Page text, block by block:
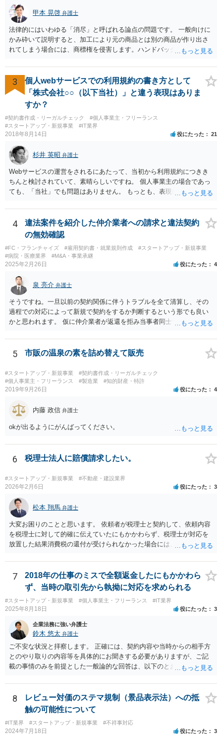
甲本 晃啓 弁護士
法律的にはいわゆる「消尽」と呼ばれる論点の問題です。 一般向けに
かみ砕いて説明すると、加工により元の商品とは別の商品が作り出さ
れてしまう場合には、商標権を侵害します。ハンドバッグをポーチに
ための加工（一般にいう修理）は、商標権を侵害しません。 商標権者
は、その商品を売ったときに対価を回収しているので、商標権は用い
尽くされている（用尽、消尽といいます。）と解釈されます。他方
で、商標権者の預かり知らないところで、販売した商品から別の商品
（コピー品やリメイク品）が作りだされてしまうと、その商品が仮に
酷い品質であれば、商標権者のブランドイメージが傷ついてしまいま
すし、その証商標権者にクレームが来てしまいますので、商標権を侵
害します。その商品が流通すれば商標権（ロゴマーク等）に対する一
般消費者の信頼も害することになります。また、本来商標権者に入る
べき利益が入らないことになります。 修理だけではそのような問題は
生じません。
3
個人webサービスでの利用規約の書き方として
「株式会社○○（以下当社）」と違う表現はありま
すか？
#契約書作成・リーガルチェック
#個人事業主・フリーランス
#スタートアップ・新規事業
#IT業界
2018年8月14日 役にたった 21
杉井 英昭 弁護士
Webサービスの運営をされるにあたって、当初から利用規約につきき
ちんと検討されていて、素晴らしいですね。 個人事業主の場合であっ
ても、「当社」でも問題はありません。 もっとも、表現に違和感があ
さんが「ABCウェブサービス」の屋号で事業を運営する際には、「当
社」の代わりに「ABCウェブサービス」とか「ABCWS」を使う等で
4
違法案件を紹介した仲介業者への請求と違法契約
の無効確認
#FC・フランチャイズ #雇用契約書・就業規則作成
#スタートアップ・新規事業
#病院・医療業界
#M&A・事業承継
2025年2月26日 役にたった 4
泉 亮介 弁護士
そうですね。一旦以前の契約関係に伴うトラブルを全て清算し、その
過程での対応によって新規で契約をするか判断するという形でも良い
かと思われます。 仮に仲介業者が返還を拒み当事者同士での解決が困
5 市販の温泉の素を詰め替えて販売
#スタートアップ・新規事業
#契約書作成・リーガルチェック
#個人事業主・フリーランス
#製造業 #知的財産・特許
2019年9月26日 役にたった 4
内藤 政信 弁護士
okが出るようにがんばってください。
6 税理士法人に賠償請求したい。
#スタートアップ・新規事業 #不動産・建設業界
2026年2月6日 役にたった 3
松本 翔馬 弁護士
大変お困りのことと思います。 依頼者が税理士と契約して、依頼内容
を税理士に対して的確に伝えていたにもかかわらず、税理士が対応を
放置した結果消費税の還付が受けられなかった場合には、賠償請求で
あるか否かという問題 ②税理士本人が税務業務をしていなかったとい
う税理士職務の妥当性の問題 ③クライアントが誤って簡易課税届出書
を提出していたところ、税理士が課税方式の確認をしなかった問題 と
いう課題があります。 ①については、 税理士が責任を持つのは契約に
明記された委任事務に限定されるのが原則です。 サービスとして委任
事務外の税務相談に応じた結果、その責任を負う場合もゼロではあり
ませんが、責任追及するハードルはかなり上がります。 ②について
は、 実際上、税理士事務所では事務員が顧客対応することが多いと聞
きます。 そのため、メールに税理士が参加していないことや直接面談
していないことをもって賠償請求の理由とすることは現実問題として
は難しい可能性があります。 ③については、 税理士が、契約上の委任
事務外の税務相談をサービスで実施していた場合は、税理士側から積
極的に課税方式を確認しなければならないという程度の注意義務は認
められにくいのではないかと思います。 もっとも、顧問契約締結当初
から本件法人設立の相談についても依頼しており委任事務に含まれて
いたと主張できる事情がある場合には、上記より幾分有利に進められ
るかと思います。 より詳細な検討は、個別に法律事務所に問い合わせ
て法律相談されるとよいでしょう。
7
2018年の仕事のミスで全額返金したにもかかわら
ず、当時の取引先から執拗に対応を求められる
#スタートアップ・新規事業 #個人事業主・フリーランス #IT業界
2025年8月18日 役にたった 3
企業法務に強い弁護士
鈴木 悠太 弁護士
ご不安な状況と拝察します。 正確には、契約内容や当時からの相手方
とのやり取りの内容等を具体的にお聞きする必要がありますが、ご記
載の事情のみを前提とした一般論的な回答は、以下のとおりです。 ①
前の商事消滅時効、不法行為消滅時効）にかかっている可能性が高い
です。 ②相手方の報告要求については、法的には従う義務はないでし
ょう。 ③すでに対応は完了しており、もし相手方から今後具体的な法
的請求ないし措置がなされれば改めて検討するという方針でもよいよ
うに思われます。
8
レビュー対価のステマ規制（景品表示法）への抵
触の可能性について
#IT業界 #スタートアップ・新規事業 #不祥事対応
2024年7月18日 役にたった 3